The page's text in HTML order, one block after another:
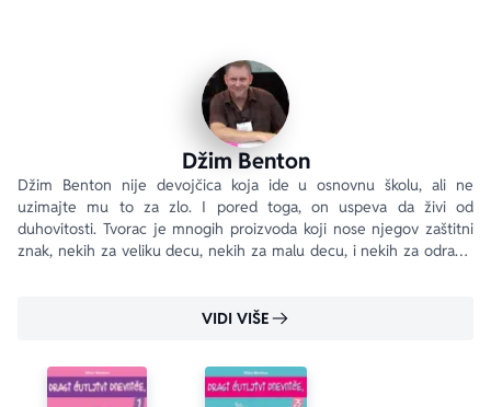
Džim Benton
Džim Benton nije devojčica koja ide u osnovnu školu, ali ne
uzimajte mu to za zlo. I pored toga, on uspeva da živi od
duhovitosti. Tvorac je mnogih proizvoda koji nose njegov zaštitni
znak, nekih za veliku decu, nekih za malu decu, i nekih za odrasle
VIDI VIŠE